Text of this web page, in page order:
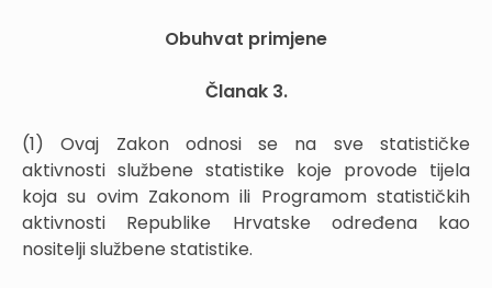
Obuhvat primjene
Članak 3.
(1) Ovaj Zakon odnosi se na sve statističke
aktivnosti službene statistike koje provode tijela
koja su ovim Zakonom ili Programom statističkih
aktivnosti Republike Hrvatske određena kao
nositelji službene statistike.